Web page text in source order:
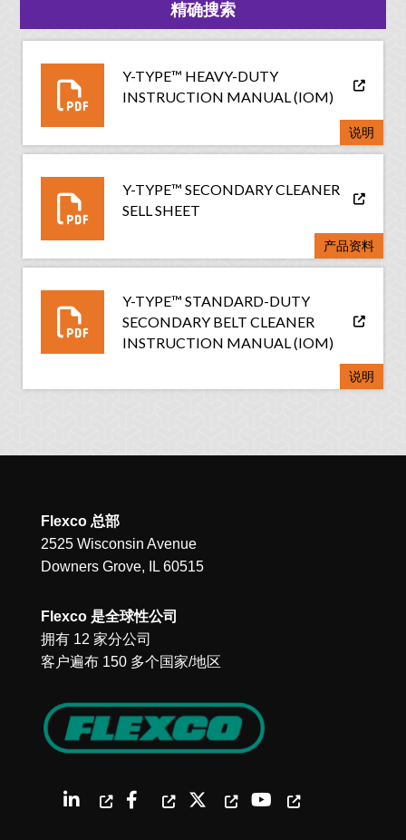
精确搜索
Y-TYPE™ HEAVY-DUTY
INSTRUCTION MANUAL (IOM)
说明
Y-TYPE™ SECONDARY CLEANER
SELL SHEET
产品资料
Y-TYPE™ STANDARD-DUTY
SECONDARY BELT CLEANER
INSTRUCTION MANUAL (IOM)
说明
Flexco 总部
2525 Wisconsin Avenue
Downers Grove, IL 60515
Flexco 是全球性公司
拥有 12 家分公司
客户遍布 150 多个国家/地区